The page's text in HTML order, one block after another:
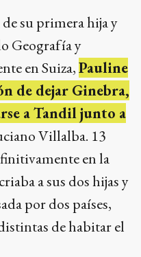
su primera hija y
Geografía y
en Suiza,Pauline
de dejar Ginebra,
a Tandil junto a
Villalba. 13
en la
a sus dos hijas y
por dos países,
de habitar el